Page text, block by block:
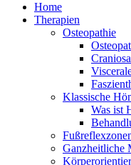
Home
Therapien
Osteopathie
Klassische
Was ist
Ganzheitliche